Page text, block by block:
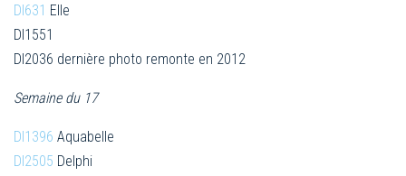
Dl631 Elle
Dl1551
Dl2036 dernière photo remonte en 2012
Semaine du 17
Dl1396 Aquabelle
Dl2505 Delphi